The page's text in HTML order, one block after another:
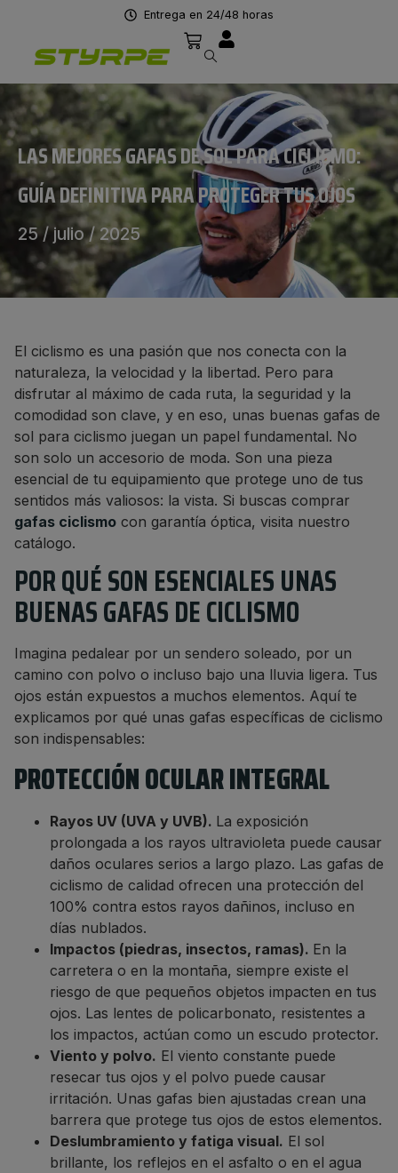
Entrega en 24/48 horas
LAS MEJORES GAFAS DE SOL PARA CICLISMO:
GUÍA DEFINITIVA PARA PROTEGER TUS OJOS
25 / julio / 2025
El ciclismo es una pasión que nos conecta con la
naturaleza, la velocidad y la libertad. Pero para
disfrutar al máximo de cada ruta, la seguridad y la
comodidad son clave, y en eso, unas buenas gafas de
sol para ciclismo juegan un papel fundamental. No
son solo un accesorio de moda. Son una pieza
esencial de tu equipamiento que protege uno de tus
sentidos más valiosos: la vista. Si buscas comprar
gafas ciclismo con garantía óptica, visita nuestro
catálogo.
POR QUÉ SON ESENCIALES UNAS
BUENAS GAFAS DE CICLISMO
Imagina pedalear por un sendero soleado, por un
camino con polvo o incluso bajo una lluvia ligera. Tus
ojos están expuestos a muchos elementos. Aquí te
explicamos por qué unas gafas específicas de ciclismo
son indispensables:
PROTECCIÓN OCULAR INTEGRAL
Rayos UV (UVA y UVB). La exposición
prolongada a los rayos ultravioleta puede causar
daños oculares serios a largo plazo. Las gafas de
ciclismo de calidad ofrecen una protección del
100% contra estos rayos dañinos, incluso en
días nublados.
Impactos (piedras, insectos, ramas). En la
carretera o en la montaña, siempre existe el
riesgo de que pequeños objetos impacten en tus
ojos. Las lentes de policarbonato, resistentes a
los impactos, actúan como un escudo protector.
Viento y polvo. El viento constante puede
resecar tus ojos y el polvo puede causar
irritación. Unas gafas bien ajustadas crean una
barrera que protege tus ojos de estos elementos.
Deslumbramiento y fatiga visual. El sol
brillante, los reflejos en el asfalto o en el agua